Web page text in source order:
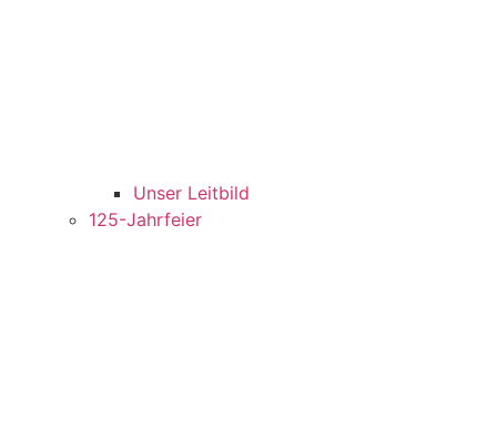
Unser Leitbild
125-Jahrfeier